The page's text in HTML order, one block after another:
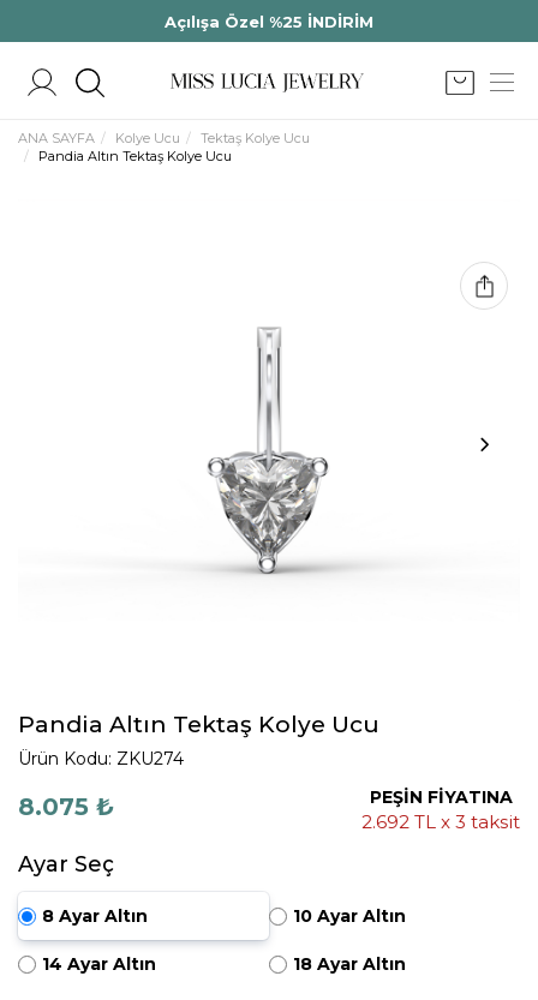
Açılışa Özel %25 İNDİRİM
ANA SAYFA Kolye Ucu
Tektaş Kolye Ucu
Pandia Altın Tektaş Kolye Ucu
Pandia Altın Tektaş Kolye Ucu
Ürün Kodu: ZKU274
8.075 ₺ PEŞİN FİYATINA
2.692 TL x 3 taksit
Ayar Seç
8 Ayar Altın 10 Ayar Altın
14 Ayar Altın 18 Ayar Altın